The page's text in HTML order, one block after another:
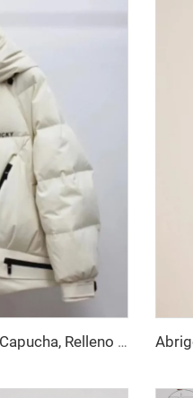
Chaquetón Impermeable con Capucha, Relleno de Plumas de Ganso, Corte Corto, con Mangas Desmontables y Estampado de Personaje Personalizado para Hombre y Mujer